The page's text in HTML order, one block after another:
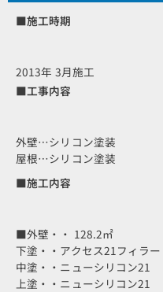
■施工時期
2013年 3月施工
■工事内容
外壁…シリコン塗装
屋根…シリコン塗装
■施工内容
■外壁・・ 128.2㎡
下塗・・アクセス21フィラー
中塗・・ニューシリコン21
上塗・・ニューシリコン21